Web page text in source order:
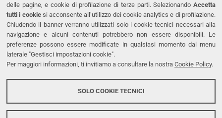
delle pagine, e cookie di profilazione di terze parti. Selezionando Accetta
tutti i cookiesi acconsente all’utilizzo dei cookie analytics e di profilazione.
Chiudendo il banner verranno utilizzati solo i cookie tecnici necessari alla
navigazione e alcuni contenuti potrebbero non essere disponibili. Le
preferenze possono essere modificate in qualsiasi momento dal menu
laterale "Gestisci impostazioni cookie".
Per maggiori informazioni, ti invitiamo a consultare la nostra Cookie Policy.
SOLO COOKIE TECNICI
Tel. +39 0532 293111
Fax. +39 0532 293031
PEC
LINKS
Accessibilità
Protezione dati personali